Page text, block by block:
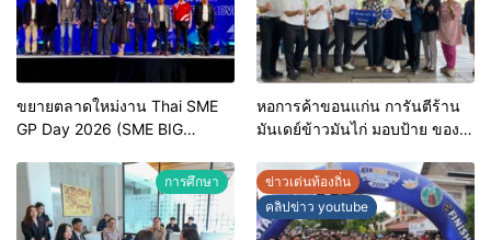
ขยายตลาดใหม่งาน Thai SME
GP Day 2026 (SME BIG
หอการค้าขอนแก่น การันตีร้าน
มันเดย์ข้าวมันไก่ มอบป้าย ของดี
ประกอบการคุณภาพ ยกระดับ
มาตรฐาน สร้างความเชื่อมั่นให้ผู้
บริโภค
การศึกษา
ข่าวเด่นท้องถิ่น
คลิปข่าว youtube